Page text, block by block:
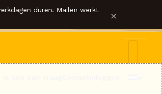
duren. Mailen werkt ×